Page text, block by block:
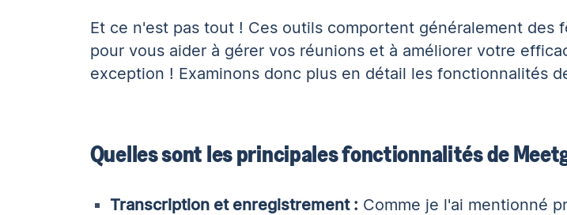
Et ce n'est pas tout ! Ces outils comportent généralement des
pour vous aider à gérer vos réunions et à améliorer votre
exception ! Examinons donc plus en détail les fonctionnalités
Quelles sont les principales fonctionnalités de
Transcription et enregistrement : Comme je l'ai mentionné